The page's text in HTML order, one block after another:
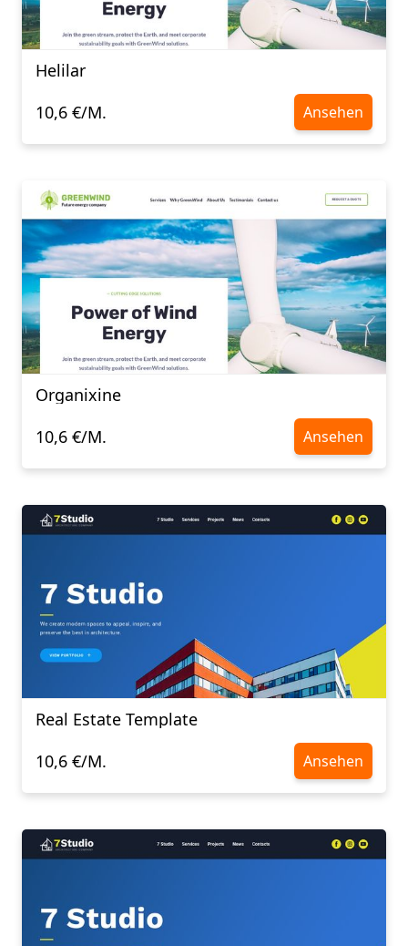
Helilar
10,6 €/M.
Ansehen
Organixine
10,6 €/M.
Ansehen
Real Estate Template
10,6 €/M.
Ansehen